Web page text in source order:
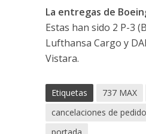
La entregas de
Estas han sido 2 P-3
Lufthansa Cargo y
Vistara.
Etiquetas 737 MAX
cancelaciones de